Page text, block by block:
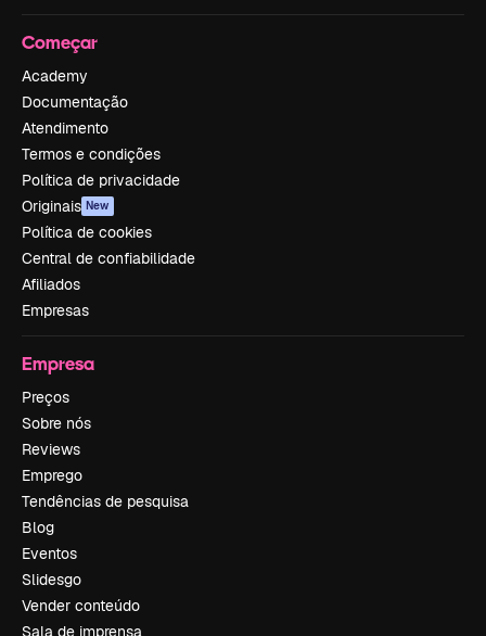
Começar
Academy
Documentação
Atendimento
Termos e condições
Política de privacidade
Originais New
Política de cookies
Central de confiabilidade
Afiliados
Empresas
Empresa
Preços
Sobre nós
Reviews
Emprego
Tendências de pesquisa
Blog
Eventos
Slidesgo
Vender conteúdo
Sala de imprensa